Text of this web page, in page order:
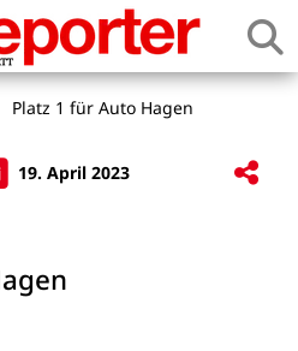
Platz 1 für Auto Hagen
19. April 2023